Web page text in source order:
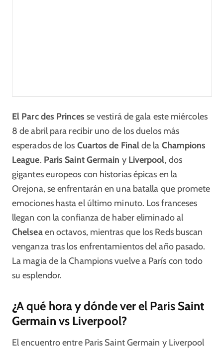
El Parc des Princes se vestirá de gala este miércoles
8 de abril para recibir uno de los duelos más
esperados de los Cuartos de Finalde la Champions
League. Paris Saint Germain y Liverpool, dos
gigantes europeos con historias épicas en la
Orejona, se enfrentarán en una batalla que promete
emociones hasta el último minuto. Los franceses
llegan con la confianza de haber eliminado al
Chelseaen octavos, mientras que los Reds buscan
venganza tras los enfrentamientos del año pasado.
La magia de la Champions vuelve a París con todo
su esplendor.
¿A qué hora y dónde ver el Paris Saint
Germain vs Liverpool?
El encuentro entre Paris Saint Germain y Liverpool